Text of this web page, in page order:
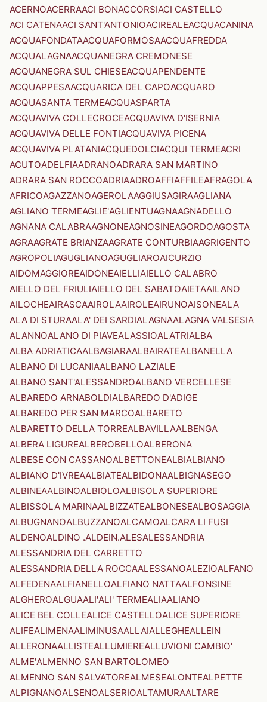
ACERNOACERRAACI BONACCORSIACI CASTELLO
ACI CATENAACI SANT'ANTONIOACIREALEACQUACANINA
ACQUAFONDATAACQUAFORMOSAACQUAFREDDA
ACQUALAGNAACQUANEGRA CREMONESE
ACQUANEGRA SUL CHIESEACQUAPENDENTE
ACQUAPPESAACQUARICA DEL CAPOACQUARO
ACQUASANTA TERMEACQUASPARTA
ACQUAVIVA COLLECROCEACQUAVIVA D'ISERNIA
ACQUAVIVA DELLE FONTIACQUAVIVA PICENA
ACQUAVIVA PLATANIACQUEDOLCIACQUI TERMEACRI
ACUTOADELFIAADRANOADRARA SAN MARTINO
ADRARA SAN ROCCOADRIAADROAFFIAFFILEAFRAGOLA
AFRICOAGAZZANOAGEROLAAGGIUSAGIRAAGLIANA
AGLIANO TERMEAGLIE'AGLIENTUAGNAAGNADELLO
AGNANA CALABRAAGNONEAGNOSINEAGORDOAGOSTA
AGRAAGRATE BRIANZAAGRATE CONTURBIAAGRIGENTO
AGROPOLIAGUGLIANOAGUGLIAROAICURZIO
AIDOMAGGIOREAIDONEAIELLIAIELLO CALABRO
AIELLO DEL FRIULIAIELLO DEL SABATOAIETAAILANO
AILOCHEAIRASCAAIROLAAIROLEAIRUNOAISONEALA
ALA DI STURAALA' DEI SARDIALAGNAALAGNA VALSESIA
ALANNOALANO DI PIAVEALASSIOALATRIALBA
ALBA ADRIATICAALBAGIARAALBAIRATEALBANELLA
ALBANO DI LUCANIAALBANO LAZIALE
ALBANO SANT'ALESSANDROALBANO VERCELLESE
ALBAREDO ARNABOLDIALBAREDO D'ADIGE
ALBAREDO PER SAN MARCOALBARETO
ALBARETTO DELLA TORREALBAVILLAALBENGA
ALBERA LIGUREALBEROBELLOALBERONA
ALBESE CON CASSANOALBETTONEALBIALBIANO
ALBIANO D'IVREAALBIATEALBIDONAALBIGNASEGO
ALBINEAALBINOALBIOLOALBISOLA SUPERIORE
ALBISSOLA MARINAALBIZZATEALBONESEALBOSAGGIA
ALBUGNANOALBUZZANOALCAMOALCARA LI FUSI
ALDENOALDINO .ALDEIN.ALESALESSANDRIA
ALESSANDRIA DEL CARRETTO
ALESSANDRIA DELLA ROCCAALESSANOALEZIOALFANO
ALFEDENAALFIANELLOALFIANO NATTAALFONSINE
ALGHEROALGUAALI'ALI' TERMEALIAALIANO
ALICE BEL COLLEALICE CASTELLOALICE SUPERIORE
ALIFEALIMENAALIMINUSAALLAIALLEGHEALLEIN
ALLERONAALLISTEALLUMIEREALLUVIONI CAMBIO'
ALME'ALMENNO SAN BARTOLOMEO
ALMENNO SAN SALVATOREALMESEALONTEALPETTE
ALPIGNANOALSENOALSERIOALTAMURAALTARE